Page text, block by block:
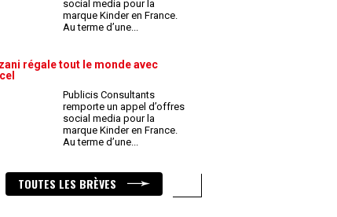
social media pour la
marque Kinder en France.
Au terme d’une...
régale tout le monde avec
Publicis Consultants
remporte un appel d’offres
social media pour la
marque Kinder en France.
Au terme d’une...
TOUTES LES BRÈVES